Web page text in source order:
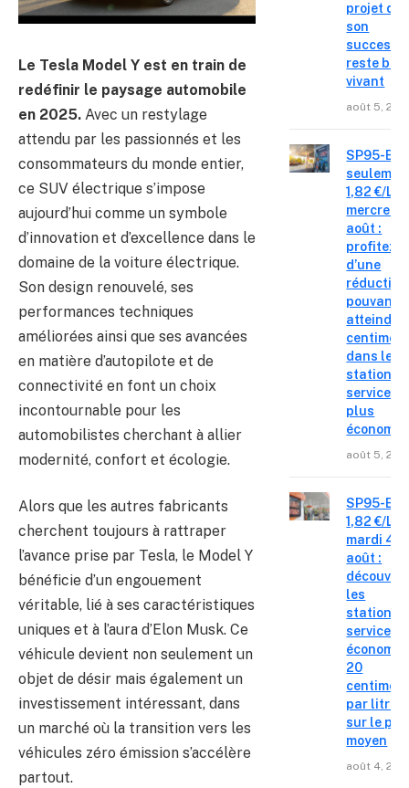
Le Tesla Model Y est en train de
redéfinir le paysage automobile
en 2025. Avec un restylage
attendu par les passionnés et les
consommateurs du monde entier,
ce SUV électrique s’impose
aujourd’hui comme un symbole
d’innovation et d’excellence dans le
domaine de la voiture électrique.
Son design renouvelé, ses
performances techniques
améliorées ainsi que ses avancées
en matière d’autopilote et de
connectivité en font un choix
incontournable pour les
automobilistes cherchant à allier
modernité, confort et écologie.
Alors que les autres fabricants
cherchent toujours à rattraper
l’avance prise par Tesla, le Model Y
bénéficie d’un engouement
véritable, lié à ses caractéristiques
uniques et à l’aura d’Elon Musk. Ce
véhicule devient non seulement un
objet de désir mais également un
investissement intéressant, dans
un marché où la transition vers les
véhicules zéro émission s’accélère
partout.
projet de
son
reste bien
vivant
août 5,
SP95-E10
1,82 €/L
mercredi
août :
profitez
d’une
réduction
pouvant
atteindre
centimes
dans les
stations-
service
plus
août 5,
SP95-E10
1,82 €/L
mardi 4
août :
les
stations-
service où
20
centimes
par litre
sur le prix
moyen
août 4,